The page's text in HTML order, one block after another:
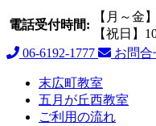
電話受付時間:
【月～金
【祝日】
06-6192-1777
お問合
末広町教室
五月が丘西教室
ご利用の流れ